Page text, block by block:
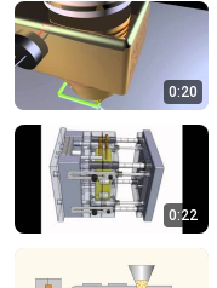
0:20
0:22